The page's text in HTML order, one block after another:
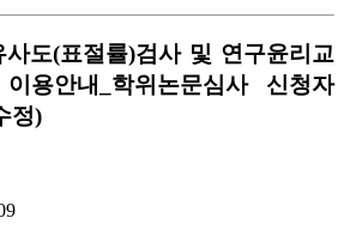
도(표절률)검사 및 연구윤리교
용안내_학위논문심사 신청자
정)